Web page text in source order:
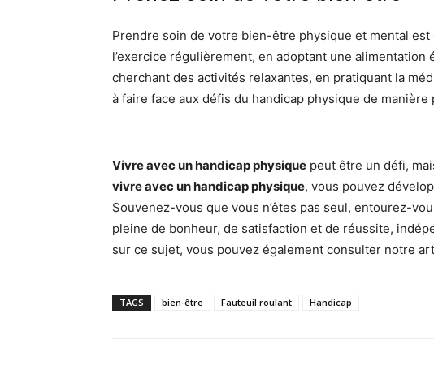
Prendre soin de votre bien-être physique et mental
l’exercice régulièrement, en adoptant une
cherchant des activités relaxantes, en pratiquant la
à faire face aux défis du handicap physique de manière
Vivre avec un handicap physique peut être un défi,
vivre avec un handicap physique, vous pouvez
Souvenez-vous que vous n’êtes pas seul, entourez-
pleine de bonheur, de satisfaction et de réussite,
sur ce sujet, vous pouvez également consulter notre
TAGS bien-être Fauteuil roulant Handicap